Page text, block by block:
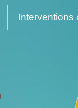
Interventions